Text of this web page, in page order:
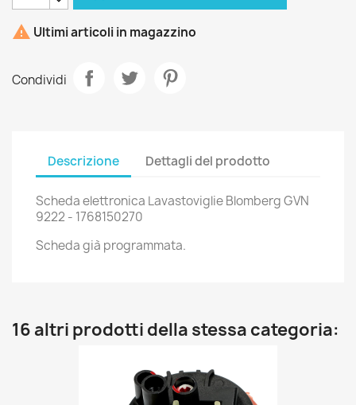
 Ultimi articoli in magazzino
Condividi
Descrizione Dettagli del prodotto
Scheda elettronica Lavastoviglie Blomberg GVN
9222 - 1768150270
Scheda già programmata.
16 altri prodotti della stessa categoria: